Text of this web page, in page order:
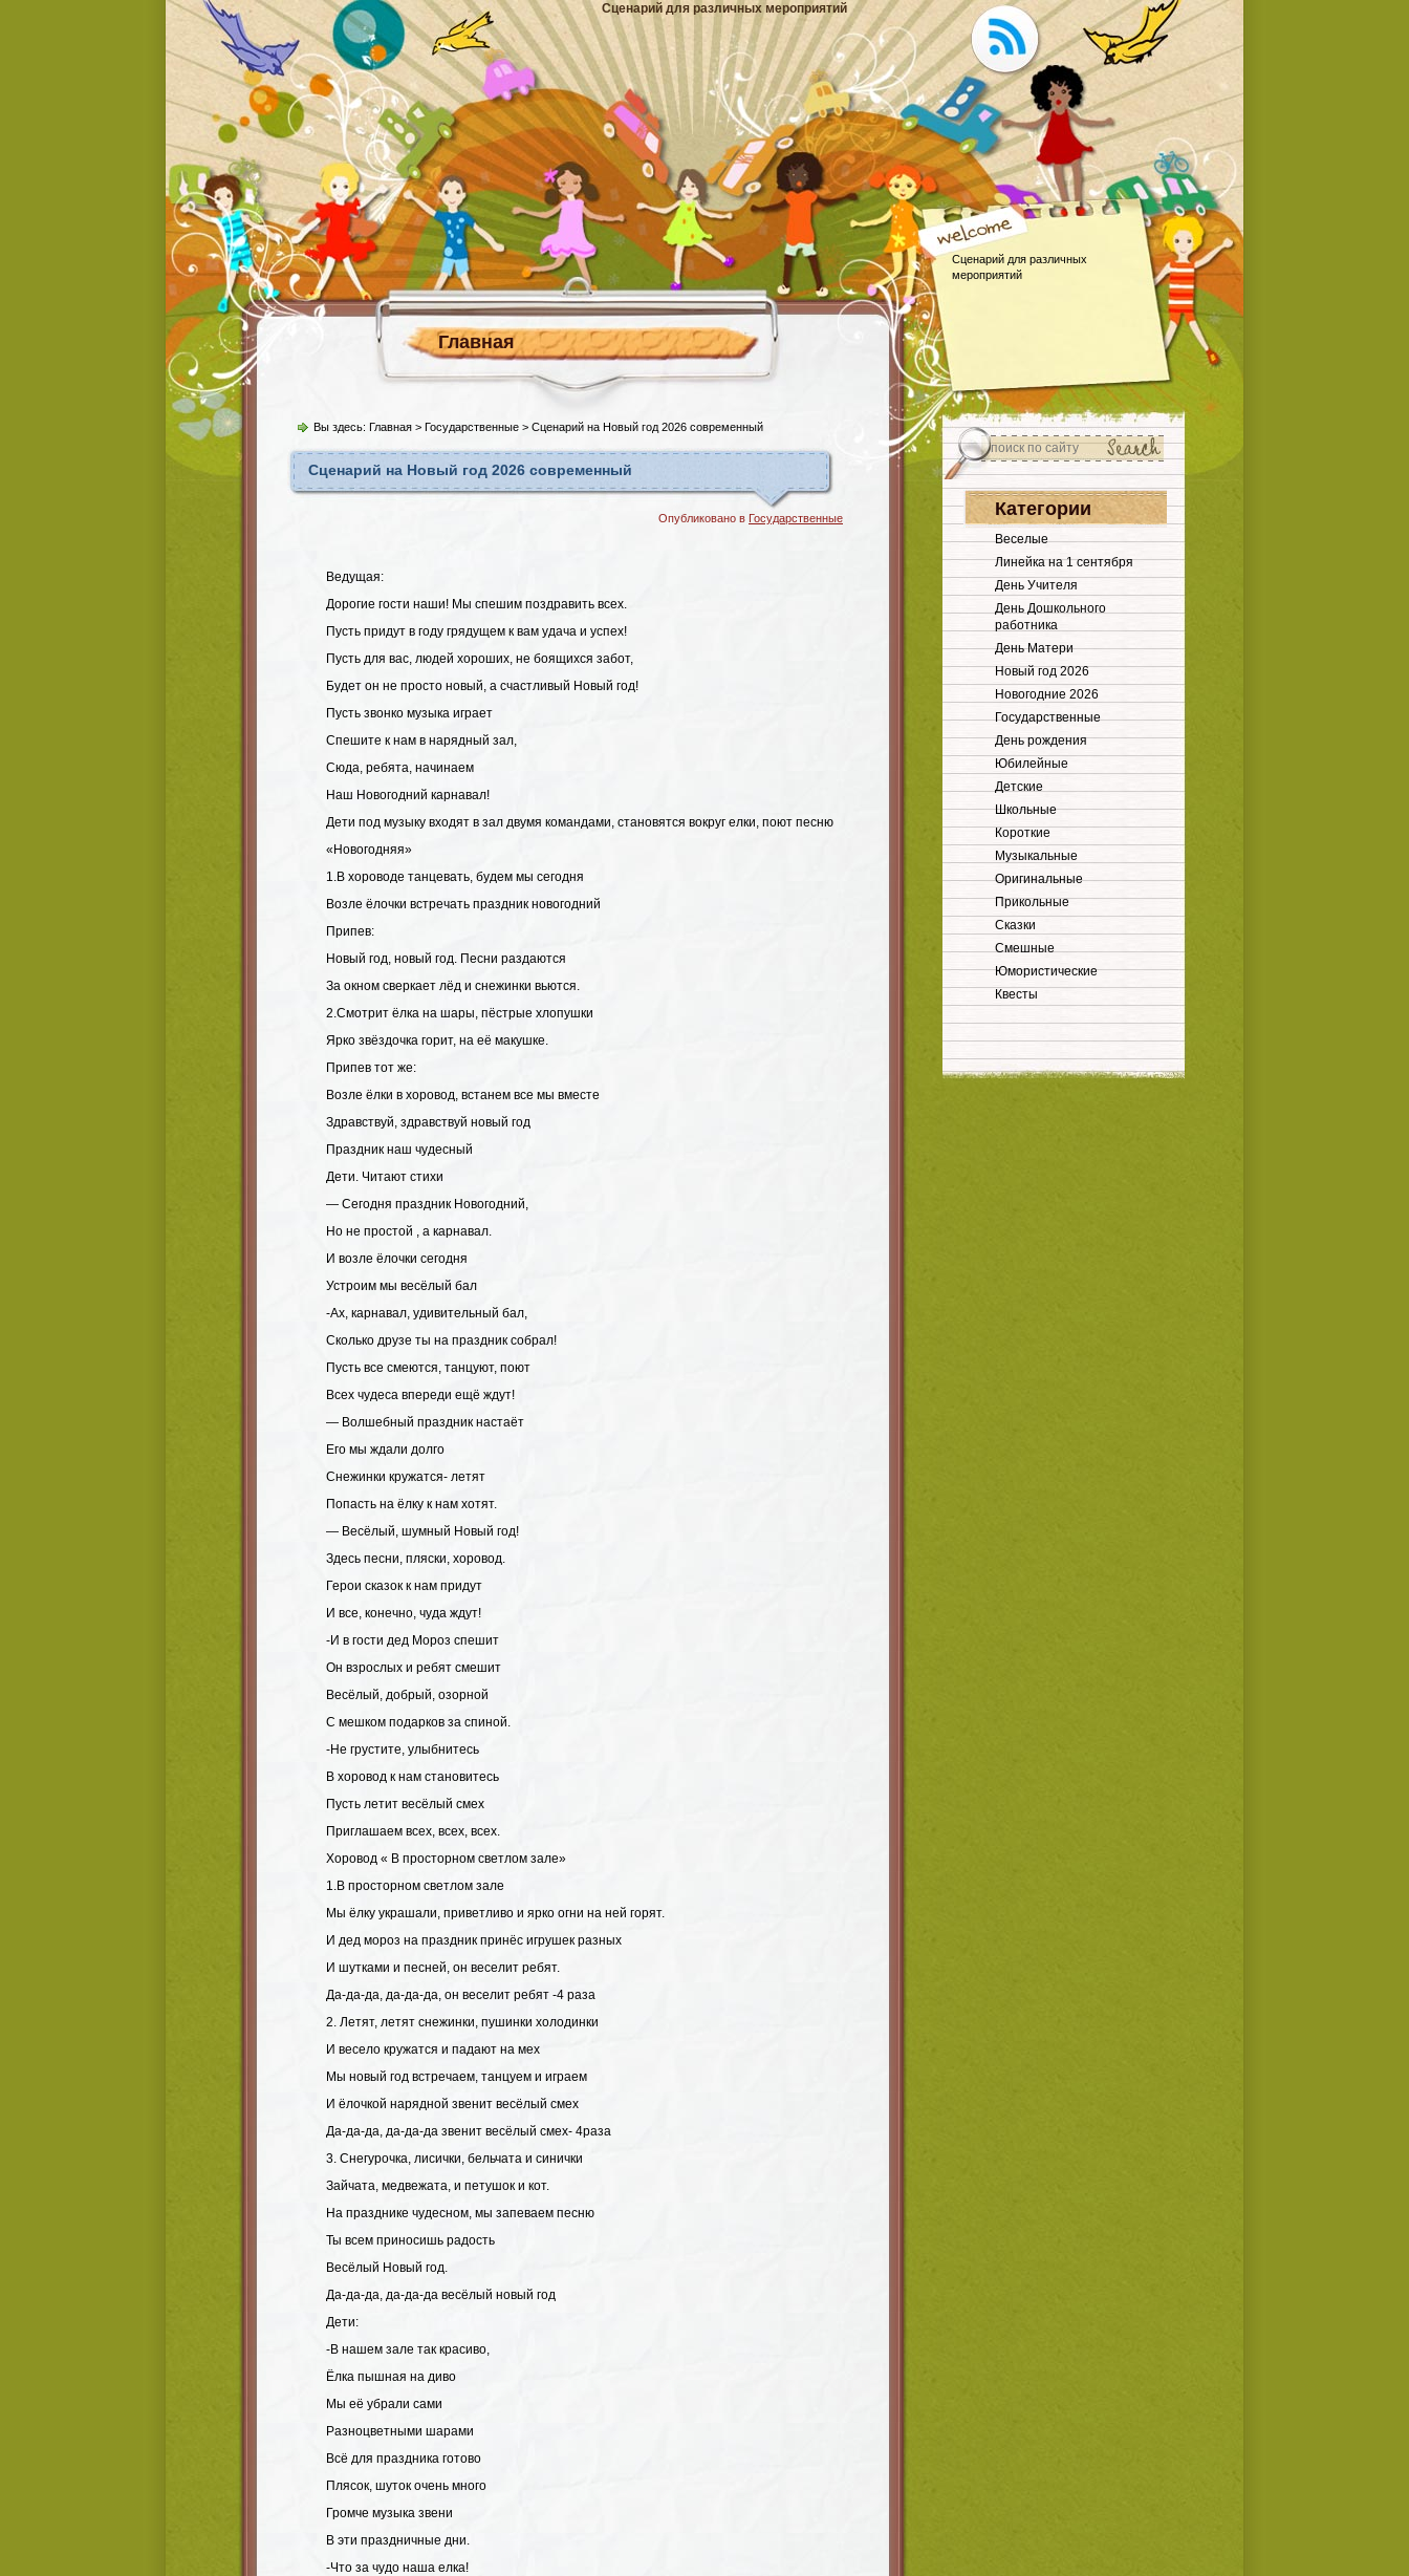
Сценарий для различных мероприятий
Главная
Сценарий для различных
мероприятий
Вы здесь: Главная > Государственные > Сценарий на Новый год 2026 современный
Сценарий на Новый год 2026 современный
Опубликовано в Государственные
Ведущая:
Дорогие гости наши! Мы спешим поздравить всех.
Пусть придут в году грядущем к вам удача и успех!
Пусть для вас, людей хороших, не боящихся забот,
Будет он не просто новый, а счастливый Новый год!
Пусть звонко музыка играет
Спешите к нам в нарядный зал,
Сюда, ребята, начинаем
Наш Новогодний карнавал!
Дети под музыку входят в зал двумя командами, становятся вокруг елки, поют песню
«Новогодняя»
1.В хороводе танцевать, будем мы сегодня
Возле ёлочки встречать праздник новогодний
Припев:
Новый год, новый год. Песни раздаются
За окном сверкает лёд и снежинки вьются.
2.Смотрит ёлка на шары, пёстрые хлопушки
Ярко звёздочка горит, на её макушке.
Припев тот же:
Возле ёлки в хоровод, встанем все мы вместе
Здравствуй, здравствуй новый год
Праздник наш чудесный
Дети. Читают стихи
— Сегодня праздник Новогодний,
Но не простой , а карнавал.
И возле ёлочки сегодня
Устроим мы весёлый бал
-Ах, карнавал, удивительный бал,
Сколько друзе ты на праздник собрал!
Пусть все смеются, танцуют, поют
Всех чудеса впереди ещё ждут!
— Волшебный праздник настаёт
Его мы ждали долго
Снежинки кружатся- летят
Попасть на ёлку к нам хотят.
— Весёлый, шумный Новый год!
Здесь песни, пляски, хоровод.
Герои сказок к нам придут
И все, конечно, чуда ждут!
-И в гости дед Мороз спешит
Он взрослых и ребят смешит
Весёлый, добрый, озорной
С мешком подарков за спиной.
-Не грустите, улыбнитесь
В хоровод к нам становитесь
Пусть летит весёлый смех
Приглашаем всех, всех, всех.
Хоровод « В просторном светлом зале»
1.В просторном светлом зале
Мы ёлку украшали, приветливо и ярко огни на ней горят.
И дед мороз на праздник принёс игрушек разных
И шутками и песней, он веселит ребят.
Да-да-да, да-да-да, он веселит ребят -4 раза
2. Летят, летят снежинки, пушинки холодинки
И весело кружатся и падают на мех
Мы новый год встречаем, танцуем и играем
И ёлочкой нарядной звенит весёлый смех
Да-да-да, да-да-да звенит весёлый смех- 4раза
3. Снегурочка, лисички, бельчата и синички
Зайчата, медвежата, и петушок и кот.
На празднике чудесном, мы запеваем песню
Ты всем приносишь радость
Весёлый Новый год.
Да-да-да, да-да-да весёлый новый год
Дети:
-В нашем зале так красиво,
Ёлка пышная на диво
Мы её убрали сами
Разноцветными шарами
Всё для праздника готово
Плясок, шуток очень много
Громче музыка звени
В эти праздничные дни.
-Что за чудо наша елка!
Категории
Веселые
Линейка на 1 сентября
День Учителя
День Дошкольного
работника
День Матери
Новый год 2026
Новогодние 2026
Государственные
День рождения
Юбилейные
Детские
Школьные
Короткие
Музыкальные
Оригинальные
Прикольные
Сказки
Смешные
Юмористические
Квесты